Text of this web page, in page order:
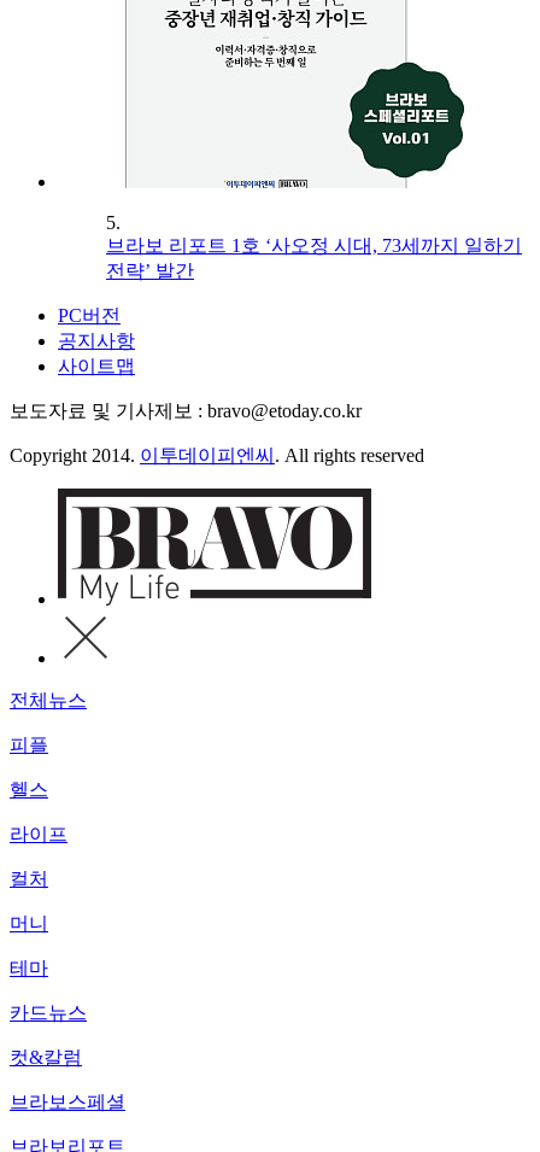
5.
브라보 리포트 1호 ‘사오정 시대, 73세까지 일하기
전략’ 발간
PC버전
공지사항
사이트맵
보도자료 및 기사제보 : bravo@etoday.co.kr
Copyright 2014. 이투데이피엔씨 . All rights reserved
전체뉴스
피플
헬스
라이프
컬처
머니
테마
카드뉴스
컷&칼럼
브라보스페셜
브라보리포트